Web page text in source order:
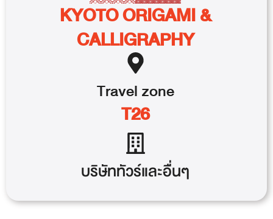
KYOTO ORIGAMI &
CALLIGRAPHY
Travelzone
T26
บริษัททัวร์และอื่นๆ